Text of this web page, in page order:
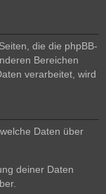
die die phpBB-
Bereichen
verarbeitet, wird
Daten über
deiner Daten